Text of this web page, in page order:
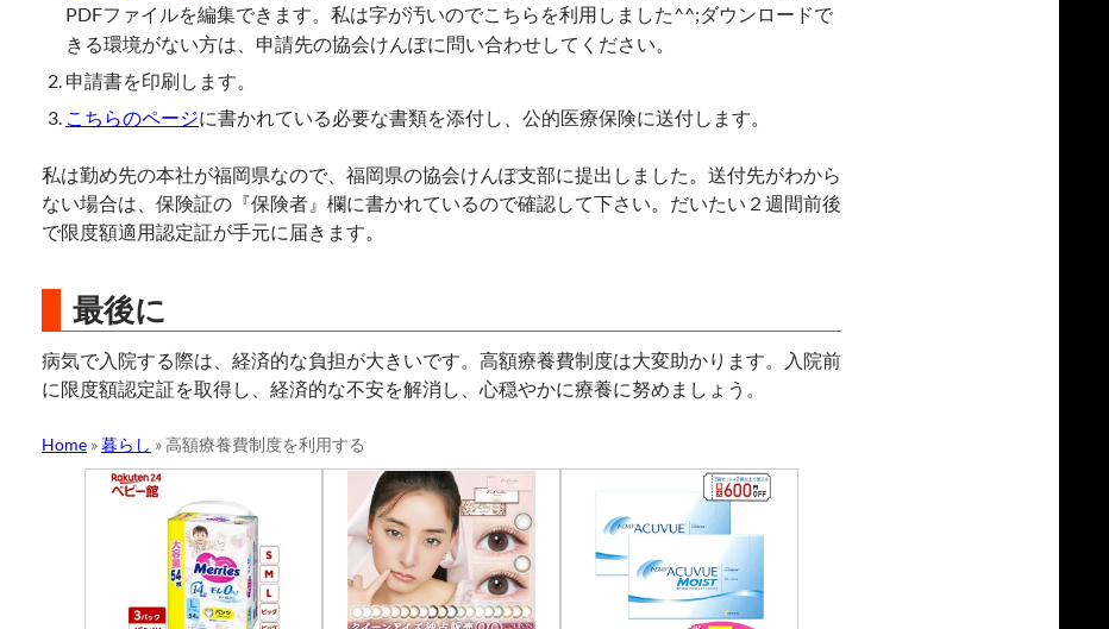
PDFファイルを編集できます。私は字が汚いのでこちらを利用しました^^;ダウンロードで
きる環境がない方は、申請先の協会けんぽに問い合わせしてください。
申請書を印刷します。
こちらのページに書かれている必要な書類を添付し、公的医療保険に送付します。
私は勤め先の本社が福岡県なので、福岡県の協会けんぽ支部に提出しました。送付先がわから
ない場合は、保険証の『保険者』欄に書かれているので確認して下さい。だいたい２週間前後
で限度額適用認定証が手元に届きます。
最後に
病気で入院する際は、経済的な負担が大きいです。高額療養費制度は大変助かります。入院前
に限度額認定証を取得し、経済的な不安を解消し、心穏やかに療養に努めましょう。
Home »暮らし »高額療養費制度を利用する